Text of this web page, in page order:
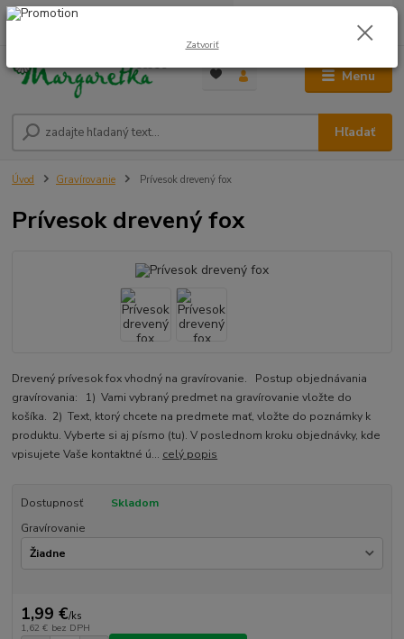
Menu
Hľadať
0948 236 042
0,00 €
Úvod Gravírovanie Prívesok drevený fox
Prívesok drevený fox
Drevený prívesok fox vhodný na gravírovanie. Postup objednávania
gravírovania: 1) Vami vybraný predmet na gravírovanie vložte do
košíka. 2) Text, ktorý chcete na predmete mať, vložte do poznámky k
produktu. Vyberte si aj písmo (tu). V poslednom kroku objednávky, kde
vpisujete Vaše kontaktné ú... celý popis
Dostupnosť
Skladom
Gravírovanie
1,99 €/ks
1,62 € bez DPH
Zatvoriť